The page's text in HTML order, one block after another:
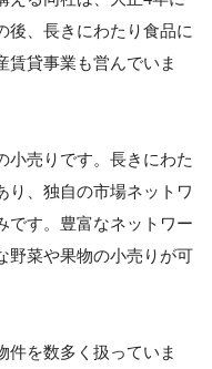
後、長きにわたり食品に
賃貸事業も営んでいま
小売りです。長きにわた
り、独自の市場ネットワ
です。豊富なネットワー
野菜や果物の小売りが可
件を数多く扱っていま